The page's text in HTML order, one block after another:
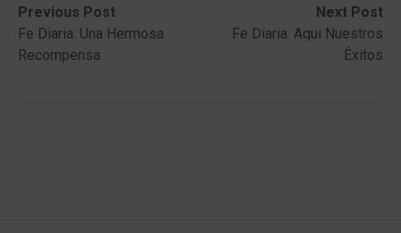
Post
navigation
Previous Post
Previous
post:Fe Diaria: Una Hermosa
Recompensa
Next Post
Next
post:
Fe Diaria: Aqui Nuestros
Éxitos